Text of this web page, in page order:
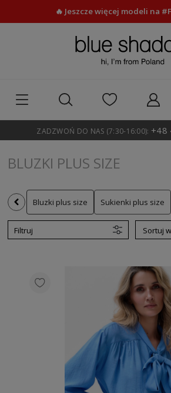
🔥 Jeszcze więcej modeli na
ZADZWOŃ DO NAS (7:30-16:00): +48
BLUZKI PLUS SIZE
Bluzki plus size Sukienki plus size
Filtruj